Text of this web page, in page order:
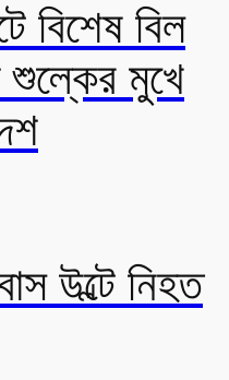
বিশেষ বিল
মুখে
উল্টে নিহত